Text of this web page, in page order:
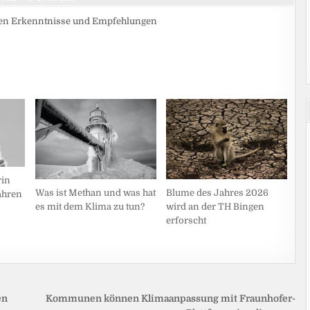
Erkenntnisse und Empfehlungen
Was ist Methan und was hat
es mit dem Klima zu tun?
Blume des Jahres 2026
wird an der TH Bingen
erforscht
Kommunen können Klimaanpassung mit Fraunhofer-